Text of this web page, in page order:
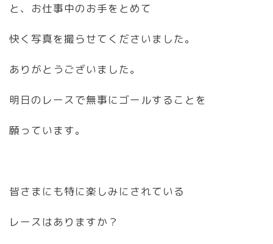
と、お仕事中のお手をとめて
快く写真を撮らせてくださいました。
ありがとうございました。
明日のレースで無事にゴールすることを
願っています。
皆さまにも特に楽しみにされている
レースはありますか？